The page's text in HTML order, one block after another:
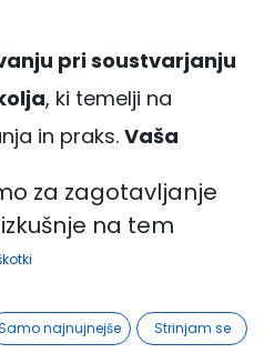
pri soustvarjanju
, ki temelji na
in praks. Vaša
učiteljev,
za učinkovite in
za zagotavljanje
na tem
najnujnejše Strinjam se